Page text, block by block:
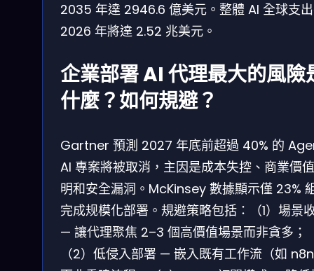
2035 年達 2946.6 億美元。整體 AI 全球支
2026 年將達 2.52 兆美元。
企業部署 AI 代理最大的風險
什麼？如何規避？
Gartner 預測 2027 年底前超過 40% 的
AI 專案將被取消，主因是成本失控、商業價
明和安全漏洞。McKinsey 數據顯示僅 23%
完成规模化部署。規避策略包括：（1）場景
— 讓代理聚焦 2–3 個高價值場景而非貪多；
（2）低侵入部署 — 嵌入既有工作流（如